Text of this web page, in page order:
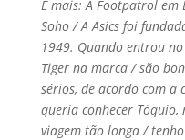
E mais: A Footpatrol em
Soho / A Asics foi
1949. Quando entrou
Tiger na marca / são
sérios, de acordo com a
queria conhecer
viagem tão longa /